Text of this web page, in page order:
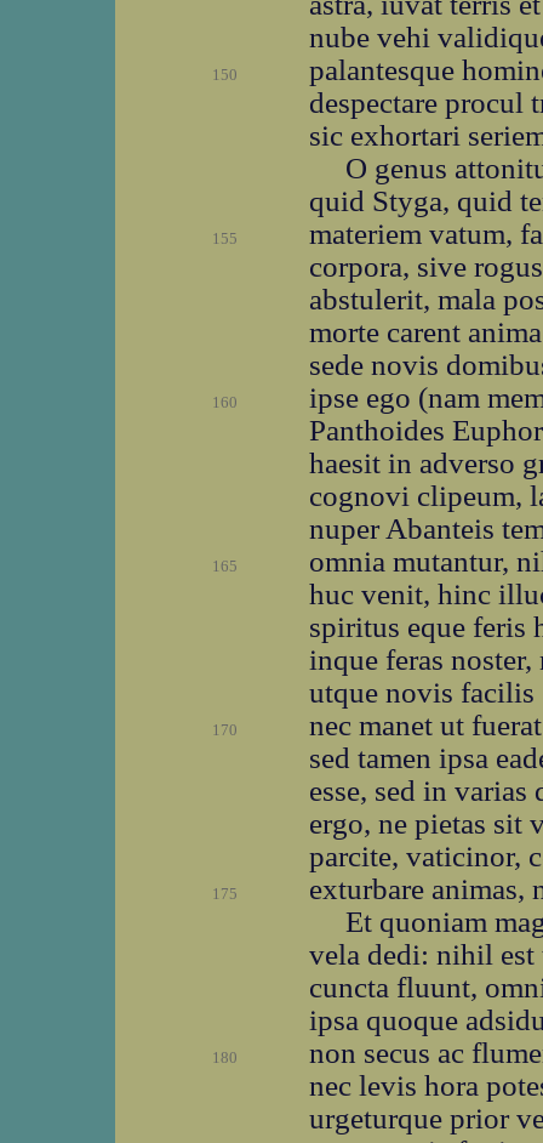
nube vehi
150
palantesque
despectare procul
sic exhortari
O genus
quid Styga, quid
155
materiem vatum,
corpora, sive
abstulerit, mala
morte carent
sede novis
160
ipse ego (nam
Panthoides
haesit in adverso
cognovi clipeum,
nuper Abanteis
165
omnia mutantur,
huc venit, hinc
spiritus eque feris
inque feras
utque novis facilis
170
nec manet ut
sed tamen ipsa
esse, sed in
ergo, ne pietas sit
parcite, vaticinor,
175
exturbare animas,
Et quoniam
vela dedi: nihil est
cuncta fluunt,
ipsa quoque
180
non secus ac
nec levis hora
urgeturque prior